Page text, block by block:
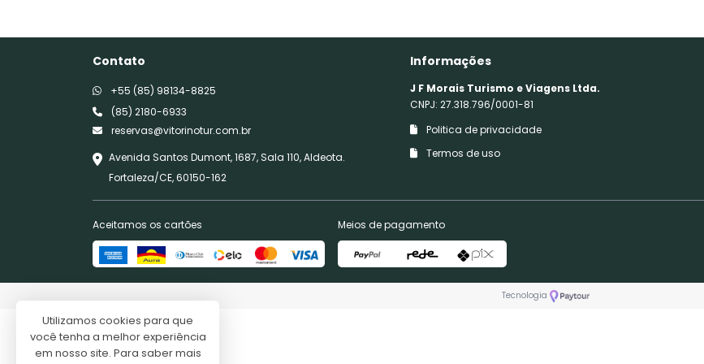
Contato
+55 (85) 98134-8825
(85) 2180-6933
reservas@vitorinotur.com.br
Avenida Santos Dumont, 1687, Sala 110, Aldeota.
Fortaleza/CE, 60150-162
Informações
J F Morais Turismo e Viagens Ltda.
CNPJ: 27.318.796/0001-81
Politica de privacidade
Termos de uso
Aceitamos os cartões Meios de pagamento
Tecnologia
Utilizamos cookies para que
você tenha a melhor experiência
em nosso site. Para saber mais